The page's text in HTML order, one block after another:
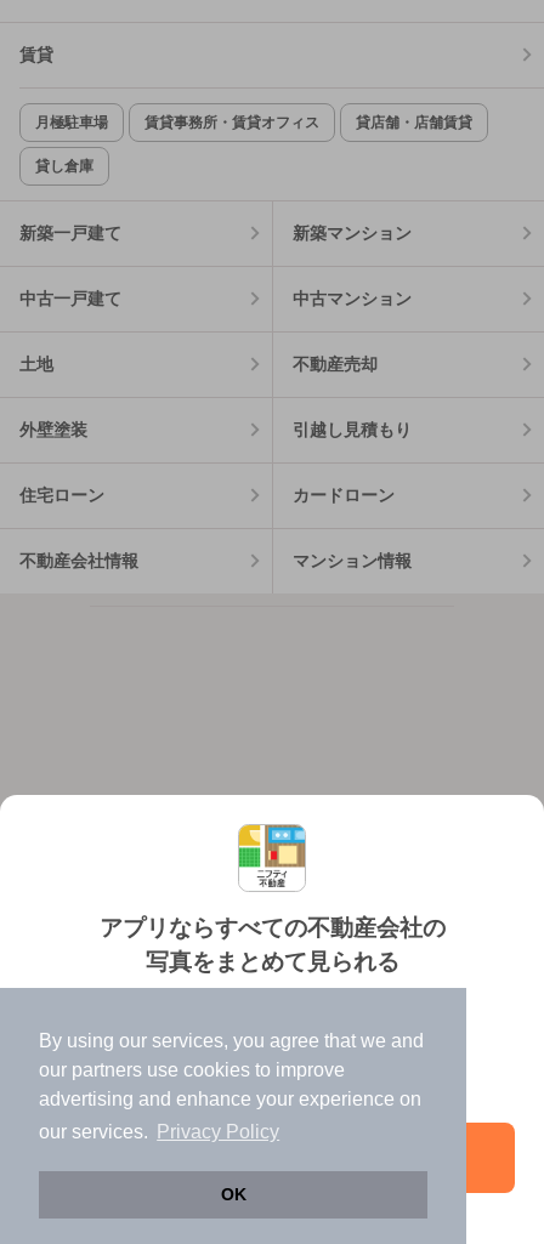
By using our services, you agree that we and
our partners use cookies to improve
advertising and enhance your experience on
our services.
Privacy Policy
OK
じっくり探したい方は 急いでいる方は
アプリならすべての不動産会社の
写真をまとめて見られる
✔️
高速表示で似た物件も見つけやすい
✔️
便利な通知機能も充実
賃貸
月極駐車場 賃貸事務所・賃貸オフィス 貸店舗・店舗賃貸
貸し倉庫
新築一戸建て 新築マンション
中古一戸建て 中古マンション
土地 不動産売却
外壁塗装 引越し見積もり
住宅ローン カードローン
不動産会社情報 マンション情報
個人情報保護ポリシー 利用規約
©NIFTY Lifestyle Co., Ltd.